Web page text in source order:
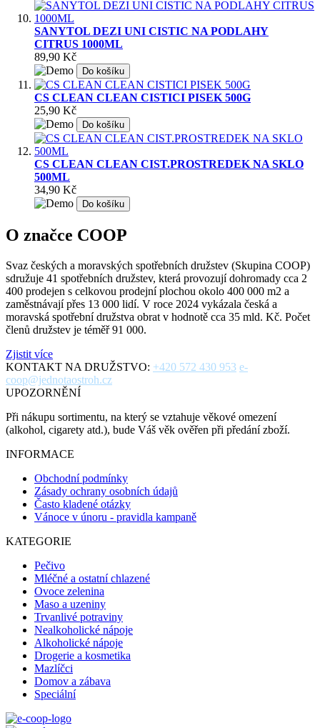
SANYTOL DEZI UNI CISTIC NA PODLAHY
CITRUS 1000ML
89,90 Kč
Do košíku
CS CLEAN CLEAN CISTICI PISEK 500G
25,90 Kč
Do košíku
CS CLEAN CLEAN CIST.PROSTREDEK NA SKLO
500ML
34,90 Kč
Do košíku
O značce COOP
Svaz českých a moravských spotřebních družstev (Skupina COOP)
sdružuje 41 spotřebních družstev, která provozují dohromady cca 2
400 prodejen s celkovou prodejní plochou okolo 400 000 m2 a
zaměstnávají přes 13 000 lidí. V roce 2024 vykázala česká a
moravská spotřební družstva obrat v hodnotě cca 35 mld. Kč. Počet
členů družstev je téměř 91 000.
Zjistit více
KONTAKT NA DRUŽSTVO: +420 572 430 953 e-
coop@jednotaostroh.cz
UPOZORNĚNÍ
Při nákupu sortimentu, na který se vztahuje věkové omezení
(alkohol, cigarety atd.), bude Váš věk ověřen při předání zboží.
INFORMACE
Obchodní podmínky
Zásady ochrany osobních údajů
Často kladené otázky
Vánoce v únoru - pravidla kampaně
KATEGORIE
Pečivo
Mléčné a ostatní chlazené
Ovoce zelenina
Maso a uzeniny
Trvanlivé potraviny
Nealkoholické nápoje
Alkoholické nápoje
Drogerie a kosmetika
Mazlíčci
Domov a zábava
Speciální